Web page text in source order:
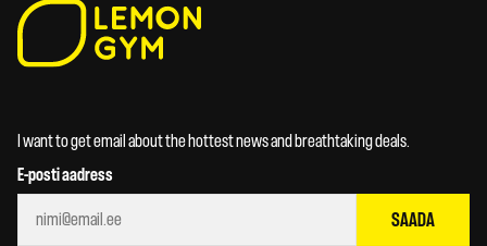
I want to get email about the hottest news and breathtaking deals.
E-posti aadress
SAADA